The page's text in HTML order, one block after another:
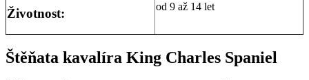
Životnost: od 9 až 14 let
Štěňata kavalíra King Charles Spaniel